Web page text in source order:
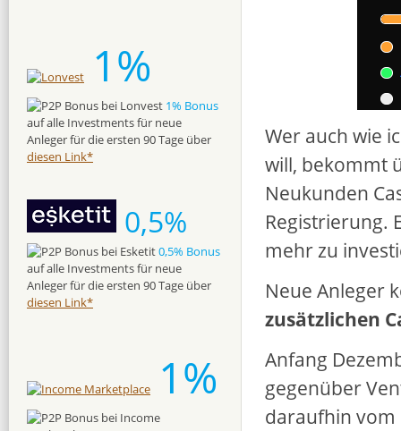
Wer auch wie
will, bekommt
Neukunden
Registrierung.
mehr zu
Neue Anleger
zusätzlichen
Anfang
gegenüber
daraufhin
1%
1% Bonus
auf alle Investments für neue
Anleger für die ersten 90 Tage über
diesen Link*
0,5%
0,5% Bonus
auf alle Investments für neue
Anleger für die ersten 90 Tage über
diesen Link*
1%